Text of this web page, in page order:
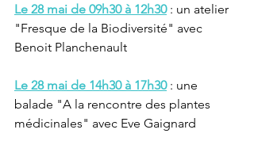
Le 28 mai de 09h30 à 12h30 : un atelier
"Fresque de la Biodiversité" avec
Benoit Planchenault
Le 28 mai de 14h30 à 17h30 : une
balade "A la rencontre des plantes
médicinales" avec Eve Gaignard